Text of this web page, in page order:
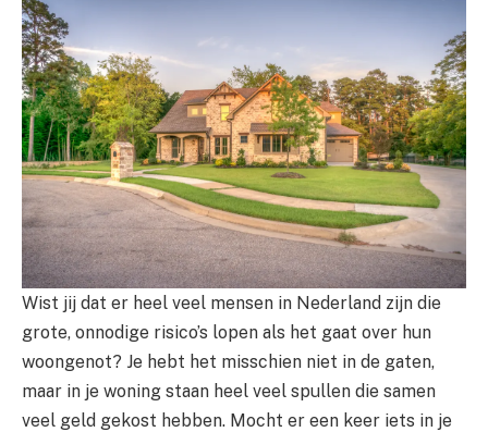
Wist jij dat er heel veel mensen in Nederland zijn die
grote, onnodige risico’s lopen als het gaat over hun
woongenot? Je hebt het misschien niet in de gaten,
maar in je woning staan heel veel spullen die samen
veel geld gekost hebben. Mocht er een keer iets in je